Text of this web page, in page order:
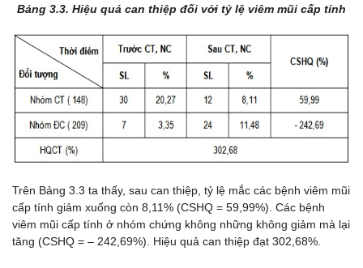
Bảng 3.3. Hiệu quả can thiệp đối với tỷ lệ viêm mũi cấp tính
Trên Bảng 3.3 ta thấy, sau can thiệp, tỷ lệ mắc các bệnh viêm mũi
cấp tính giảm xuống còn 8,11% (CSHQ = 59,99%). Các bệnh
viêm mũi cấp tính ở nhóm chứng không những không giảm mà lại
tăng (CSHQ = – 242,69%). Hiệu quả can thiệp đạt 302,68%.